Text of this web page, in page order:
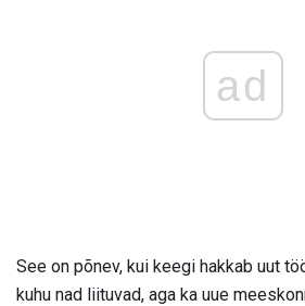
ad
See on põnev, kui keegi hakkab uut
kuhu nad liituvad, aga ka uue